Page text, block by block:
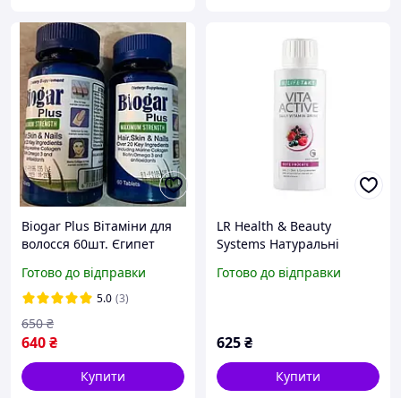
Biogar Plus Вітаміни для
волосся 60шт. Єгипет
Готово до відправки
5.0 (3)
640₴
650 ₴
Купити
LR Health & Beauty
Systems Натуральні
Готово до відправки
625₴
Купити